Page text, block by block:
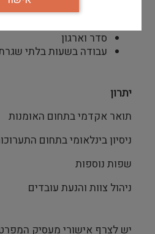
יחסי אנוש טובים
סדר וארגון
עבודה בשעות בלתי
יתרון
תואר אקדמי בתחום האומנות
ניסיון בינלאומי בתחום
שפות נוספות
ניהול צוות והנעת עובדים
יש לצרף אישורי מעסיק